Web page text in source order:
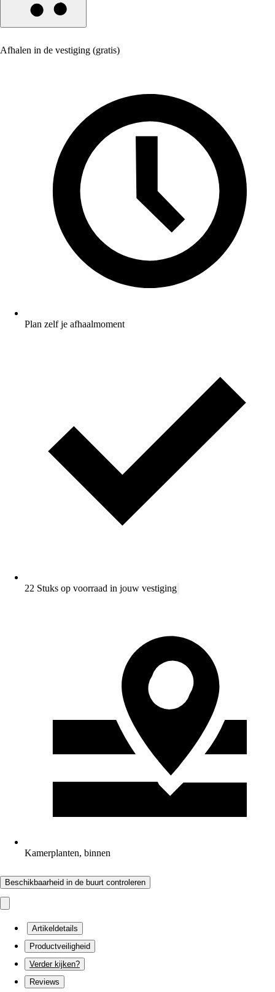
Afhalen in de vestiging (gratis)
Plan zelf je afhaalmoment
22 Stuks op voorraad in jouw vestiging
Kamerplanten, binnen
Beschikbaarheid in de buurt controleren
Artikeldetails
Productveiligheid
Verder kijken?
Reviews